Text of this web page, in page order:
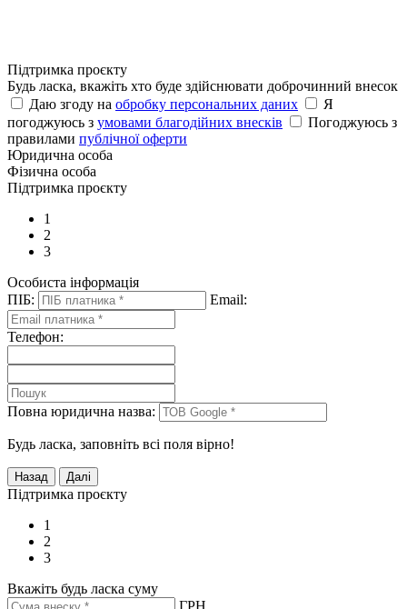
Підтримка проєкту
Будь ласка, вкажіть хто буде здійснювати доброчинний внесок
Даю згоду на обробку персональних даних
Я
погоджуюсь з умовами благодійних внесків
Погоджуюсь з
правилами публічної оферти
Юридична особа
Фізична особа
Підтримка проєкту
1
2
3
Особиста інформація
ПІБ:
Email:
Телефон:
Повна юридична назва:
Будь ласка, заповніть всі поля вірно!
Підтримка проєкту
1
2
3
Вкажіть будь ласка суму